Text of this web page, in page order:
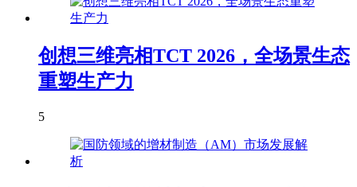
创想三维亮相TCT 2026，全场景生态
重塑生产力
5